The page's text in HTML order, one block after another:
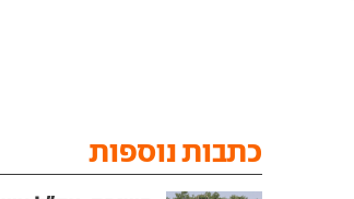
כתבות נוספות